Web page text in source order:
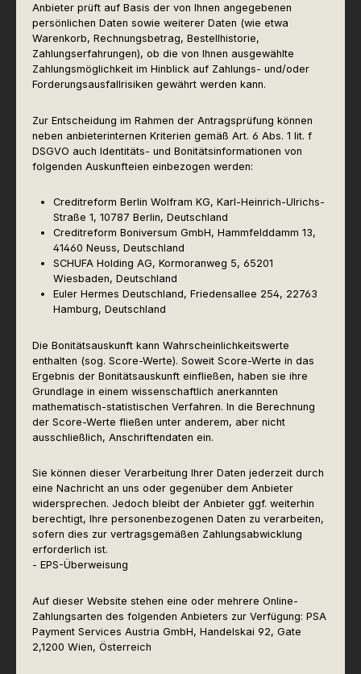
Anbieter prüft auf Basis der von Ihnen angegebenen
persönlichen Daten sowie weiterer Daten (wie etwa
Warenkorb, Rechnungsbetrag, Bestellhistorie,
Zahlungserfahrungen), ob die von Ihnen ausgewählte
Zahlungsmöglichkeit im Hinblick auf Zahlungs- und/oder
Forderungsausfallrisiken gewährt werden kann.
Zur Entscheidung im Rahmen der Antragsprüfung können
neben anbieterinternen Kriterien gemäß Art. 6 Abs. 1 lit. f
DSGVO auch Identitäts- und Bonitätsinformationen von
folgenden Auskunfteien einbezogen werden:
Creditreform Berlin Wolfram KG, Karl-Heinrich-Ulrichs-
Straße 1, 10787 Berlin, Deutschland
Creditreform Boniversum GmbH, Hammfelddamm 13,
41460 Neuss, Deutschland
SCHUFA Holding AG, Kormoranweg 5, 65201
Wiesbaden, Deutschland
Euler Hermes Deutschland, Friedensallee 254, 22763
Hamburg, Deutschland
Die Bonitätsauskunft kann Wahrscheinlichkeitswerte
enthalten (sog. Score-Werte). Soweit Score-Werte in das
Ergebnis der Bonitätsauskunft einfließen, haben sie ihre
Grundlage in einem wissenschaftlich anerkannten
mathematisch-statistischen Verfahren. In die Berechnung
der Score-Werte fließen unter anderem, aber nicht
ausschließlich, Anschriftendaten ein.
Sie können dieser Verarbeitung Ihrer Daten jederzeit durch
eine Nachricht an uns oder gegenüber dem Anbieter
widersprechen. Jedoch bleibt der Anbieter ggf. weiterhin
berechtigt, Ihre personenbezogenen Daten zu verarbeiten,
sofern dies zur vertragsgemäßen Zahlungsabwicklung
erforderlich ist.
- EPS-Überweisung
Auf dieser Website stehen eine oder mehrere Online-
Zahlungsarten des folgenden Anbieters zur Verfügung: PSA
Payment Services Austria GmbH, Handelskai 92, Gate
2,1200 Wien, Österreich